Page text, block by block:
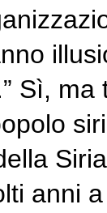
Sì,
anni